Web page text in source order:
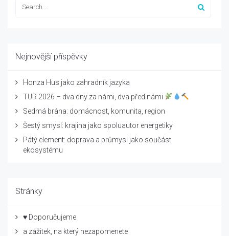
Nejnovější příspěvky
Honza Hus jako zahradník jazyka
TUR 2026 – dva dny za námi, dva před námi
Sedmá brána: domácnost, komunita, region
Šestý smysl: krajina jako spoluautor energetiky
Pátý element: doprava a průmysl jako součást
ekosystému
Stránky
♥ Doporučujeme
a zážitek, na který nezapomenete